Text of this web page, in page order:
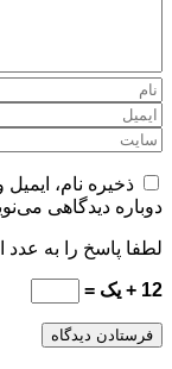
ذخیره نام،
دوباره دیدگاهی
لطفا پاسخ را به عدد
12 + یک =